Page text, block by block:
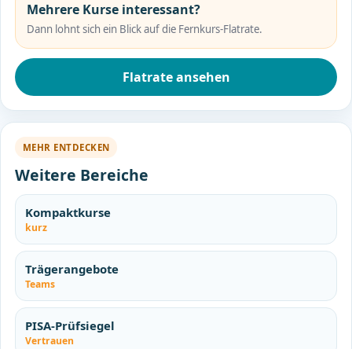
Mehrere Kurse interessant?
Dann lohnt sich ein Blick auf die Fernkurs-Flatrate.
Flatrate ansehen
MEHR ENTDECKEN
Weitere Bereiche
Kompaktkurse
kurz
Trägerangebote
Teams
PISA-Prüfsiegel
Vertrauen